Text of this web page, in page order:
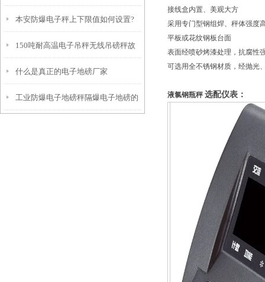
本安防爆电子秤上下限值如何设置?
150吨耐高温电子吊秤无线吊磅秤故
障维修常识
什么是真正的电子地磅厂家
工业防爆电子地磅秤隔爆电子地磅的
接线盒内置、美观大方
采用专门型钢组焊、秤体强度
平板或花纹钢板台面
表面经喷砂烤漆处理，抗腐性
可选用全不锈钢材质，经抛光
液氯钢瓶秤选配仪表：